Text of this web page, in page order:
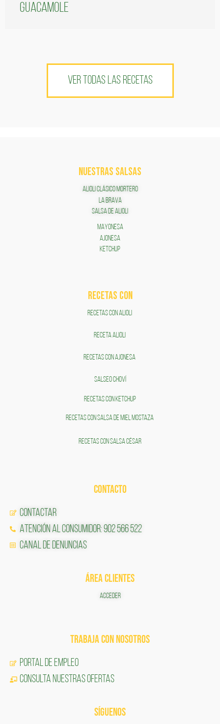
guacamole
VER TODAS LAS RECETAS
NUESTRAS SALSAS
ALIOLI CLÁSICO MORTERO
LA BRAVA
SALSA DE ALIOLI
MAYONESA
AJONESA
KETCHUP
RECETAS COn
RECETAS CON ALIOLI
RECETA ALIOLI
RECETAS CON AJONESA
SALSEO CHOVÍ
RECETAS CON KETCHUP
RECETAS CON SALSA DE MIEL MOSTAZA
RECETAS CON SALSA CÉSAR
CONTACTO
Contactar
Atención al Consumidor: 902 566 522
Canal de Denuncias
ÁREA CLIENTES
ACCEDER
TRABAJA CON NOSOTROS
Portal de Empleo
CONSULTA NUESTRAS OFERTAS
SÍGUENOS